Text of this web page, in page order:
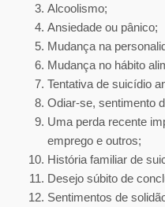
Alcoolismo;
Ansiedade ou pânico;
Mudança na
Mudança no hábito
Tentativa de suicídio
Odiar-se, sentimento
Uma perda recente
emprego e outros;
História familiar de
Desejo súbito de
Sentimentos de